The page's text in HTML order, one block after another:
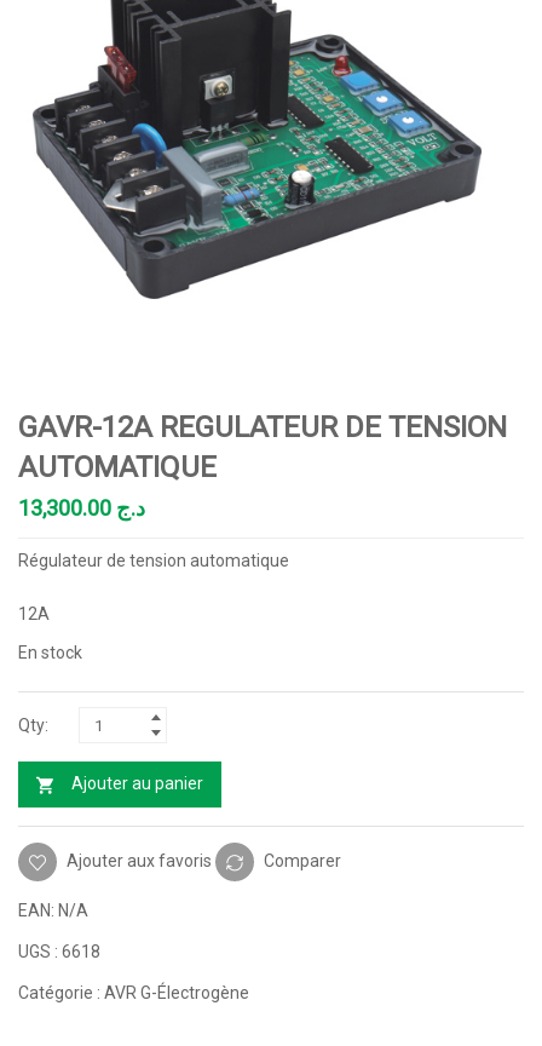
GAVR-12A REGULATEUR DE TENSION
AUTOMATIQUE
د.ج
Régulateur de tension automatique
12A
En stock
Ajouter au panier
Ajouter aux favoris Comparer
EAN: N/A
UGS : 6618
Catégorie : AVR G-Électrogène